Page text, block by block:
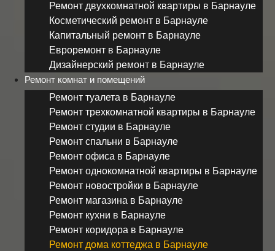
Ремонт двухкомнатной квартиры в Барнауле
Косметический ремонт в Барнауле
Капитальный ремонт в Барнауле
Евроремонт в Барнауле
Дизайнерский ремонт в Барнауле
Ремонт комнат и помещений
Ремонт туалета в Барнауле
Ремонт трехкомнатной квартиры в Барнауле
Ремонт студии в Барнауле
Ремонт спальни в Барнауле
Ремонт офиса в Барнауле
Ремонт однокомнатной квартиры в Барнауле
Ремонт новостройки в Барнауле
Ремонт магазина в Барнауле
Ремонт кухни в Барнауле
Ремонт коридора в Барнауле
Ремонт дома коттеджа в Барнауле